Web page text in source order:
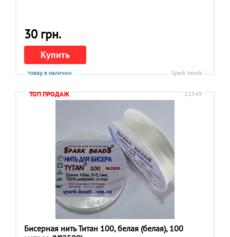
30 грн.
Купить
товар в наличии Spark beads
ТОП ПРОДАЖ 22549
Бисерная нить Титан 100, белая (белая), 100